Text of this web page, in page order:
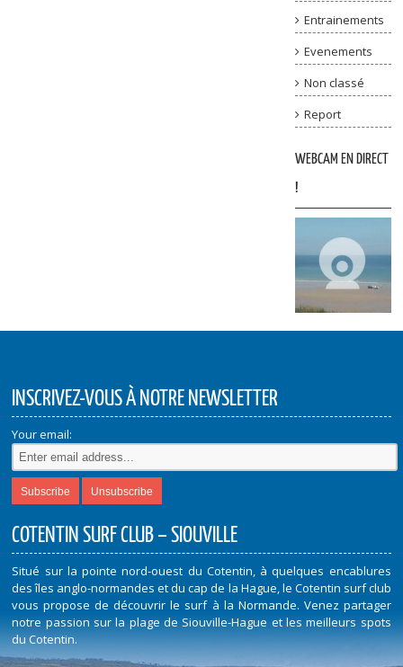
Entrainements
Evenements
Non classé
Report
WEBCAM EN DIRECT
!
INSCRIVEZ-VOUS À NOTRE NEWSLETTER
Your email:
COTENTIN SURF CLUB – SIOUVILLE
Situé sur la pointe nord-ouest du Cotentin, à quelques encablures
des îles anglo-normandes et du cap de la Hague, le Cotentin surf club
vous propose de découvrir le surf à la Normande. Venez partager
notre passion sur la plage de Siouville-Hague et les meilleurs spots
du Cotentin.